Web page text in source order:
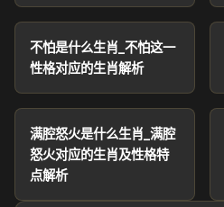
不怕是什么生肖_不怕这一
性格对应的生肖解析
满腔怒火是什么生肖_满腔
怒火对应的生肖及性格特
点解析